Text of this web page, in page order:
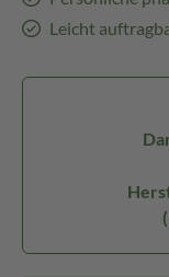
Leicht